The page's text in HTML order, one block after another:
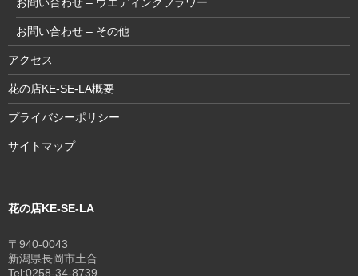
お問い合わせ – その他
アクセス
花の店KE-SE-LA概要
プライバシーポリシー
サイトマップ
花の店KE-SE-LA
〒940-0043
新潟県長岡市土合
Tel:0258-34-8739